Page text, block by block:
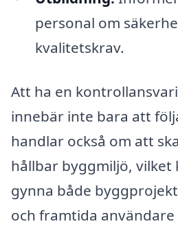
personal om
kvalitetskrav.
Att ha en
innebär inte bara att
handlar också om att
hållbar byggmiljö, vilket
gynna både
och framtida